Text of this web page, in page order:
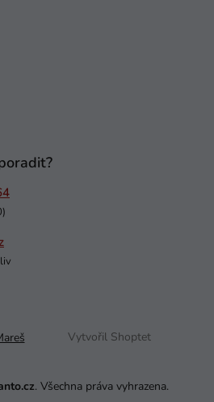
Vytvořil Shoptet
. Všechna práva vyhrazena.